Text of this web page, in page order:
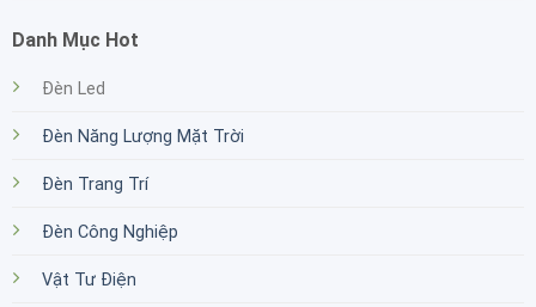
Danh Mục Hot
Đèn Led
Đèn Năng Lượng Mặt Trời
Đèn Trang Trí
Đèn Công Nghiệp
Vật Tư Điện